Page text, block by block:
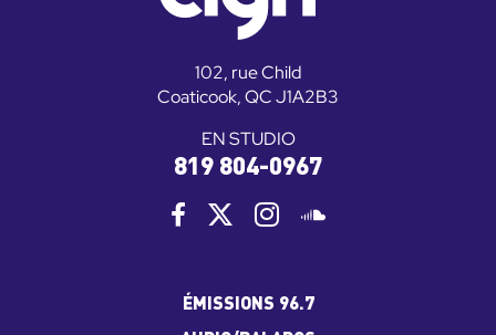
102, rue Child
Coaticook, QC J1A2B3
EN STUDIO
819 804-0967
ÉMISSIONS 96.7